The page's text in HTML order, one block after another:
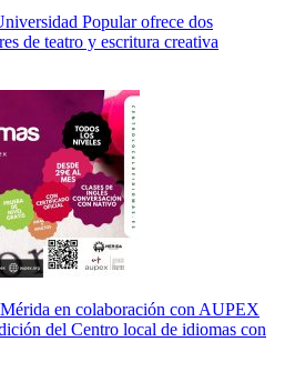
Popular ofrece dos
de teatro y escritura creativa
en colaboración con AUPEX
del Centro local de idiomas con